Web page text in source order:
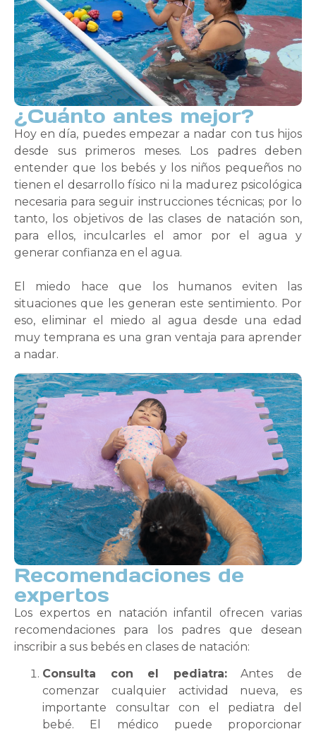
¿Cuánto antes mejor?
Hoy en día, puedes empezar a nadar con tus hijos
desde sus primeros meses. Los padres deben
entender que los bebés y los niños pequeños no
tienen el desarrollo físico ni la madurez psicológica
necesaria para seguir instrucciones técnicas; por lo
tanto, los objetivos de las clases de natación son,
para ellos, inculcarles el amor por el agua y
generar confianza en el agua.
El miedo hace que los humanos eviten las
situaciones que les generan este sentimiento. Por
eso, eliminar el miedo al agua desde una edad
muy temprana es una gran ventaja para aprender
a nadar.
Recomendaciones de
expertos
Los expertos en natación infantil ofrecen varias
recomendaciones para los padres que desean
inscribir a sus bebés en clases de natación:
Consulta con el pediatra:Antes de
comenzar cualquier actividad nueva, es
importante consultar con el pediatra del
bebé. El médico puede proporcionar